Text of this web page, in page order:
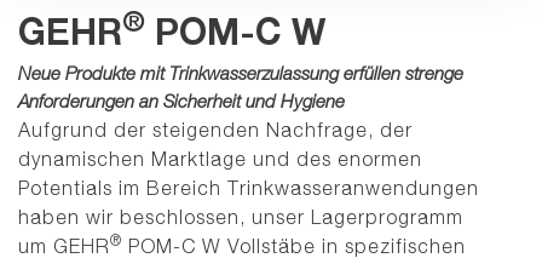
GEHR® POM-C W
Neue Produkte mit Trinkwasserzulassung erfüllen strenge
Anforderungen an Sicherheit und Hygiene
Aufgrund der steigenden Nachfrage, der
dynamischen Marktlage und des enormen
Potentials im Bereich Trinkwasseranwendungen
haben wir beschlossen, unser Lagerprogramm
um GEHR® POM-C W Vollstäbe in spezifischen